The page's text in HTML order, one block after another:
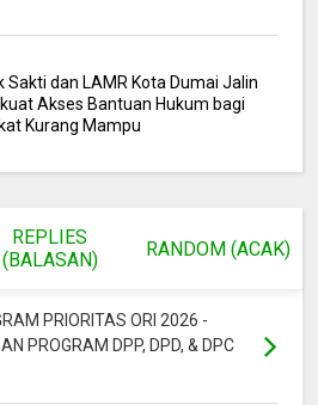
Sakti dan LAMR Kota Dumai Jalin
Akses Bantuan Hukum bagi
Kurang Mampu
REPLIES
(BALASAN)
RANDOM (ACAK)
PRIORITAS ORI 2026 -
PROGRAM DPP, DPD, & DPC